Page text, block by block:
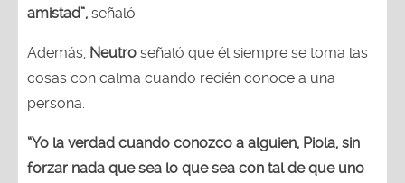
amistad”, señaló.
Además, Neutro señaló que él siempre se toma las
cosas con calma cuando recién conoce a una
persona.
“Yo la verdad cuando conozco a alguien, Piola, sin
forzar nada que sea lo que sea con tal de que uno